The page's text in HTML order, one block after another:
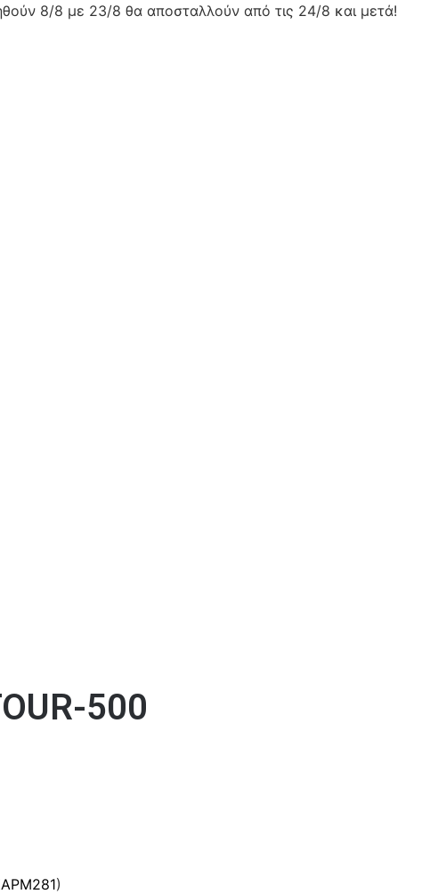
8/8 με 23/8 θα αποσταλλούν από τις 24/8 και μετά!
500
)